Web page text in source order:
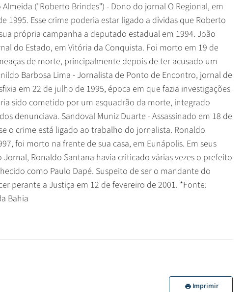
("Roberto Brindes") - Dono do jornal O Regional, em
1995. Esse crime poderia estar ligado a dívidas que Roberto
própria campanha a deputado estadual em 1994. João
do Estado, em Vitória da Conquista. Foi morto em 19 de
de morte, principalmente depois de ter acusado um
Barbosa Lima - Jornalista de Ponto de Encontro, jornal de
em 22 de julho de 1995, época em que fazia investigações
sido cometido por um esquadrão da morte, integrado
denunciava. Sandoval Muniz Duarte - Assassinado em 18 de
o crime está ligado ao trabalho do jornalista. Ronaldo
foi morto na frente de sua casa, em Eunápolis. Em seus
Ronaldo Santana havia criticado várias vezes o prefeito
como Paulo Dapé. Suspeito de ser o mandante do
perante a Justiça em 12 de fevereiro de 2001. *Fonte:
Bahia
Imprimir